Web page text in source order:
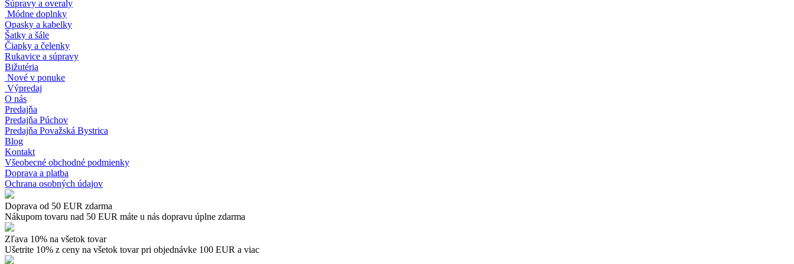
Súpravy a overaly
Módne doplnky
Opasky a kabelky
Šatky a šále
Čiapky a čelenky
Rukavice a súpravy
Bižutéria
Nové v ponuke
Výpredaj
O nás
Predajňa
Predajňa Púchov
Predajňa Považská Bystrica
Blog
Kontakt
Všeobecné obchodné podmienky
Doprava a platba
Ochrana osobných údajov
Doprava od 50 EUR zdarma
Nákupom tovaru nad 50 EUR máte u nás dopravu úplne zdarma
Zľava 10% na všetok tovar
Ušetrite 10% z ceny na všetok tovar pri objednávke 100 EUR a viac